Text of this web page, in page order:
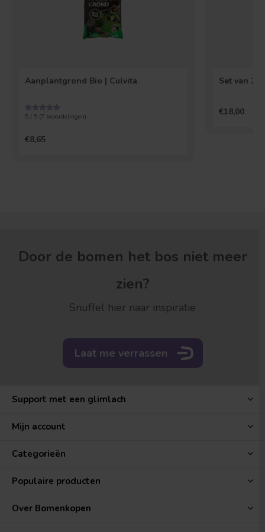
Aanplantgrond Bio | Culvita
5 / 5 (7 beoordelingen)
€8,65
€18,00
Door de bomen het bos niet meer
zien?
Snuffel hier naar inspiratie
Laat me verrassen
Support met een glimlach
Mijn account
Categorieën
Populaire producten
Over Bomenkopen